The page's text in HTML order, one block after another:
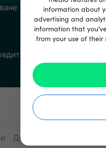
information about
advertising and
information that
from your use of their
карти
Декларация за